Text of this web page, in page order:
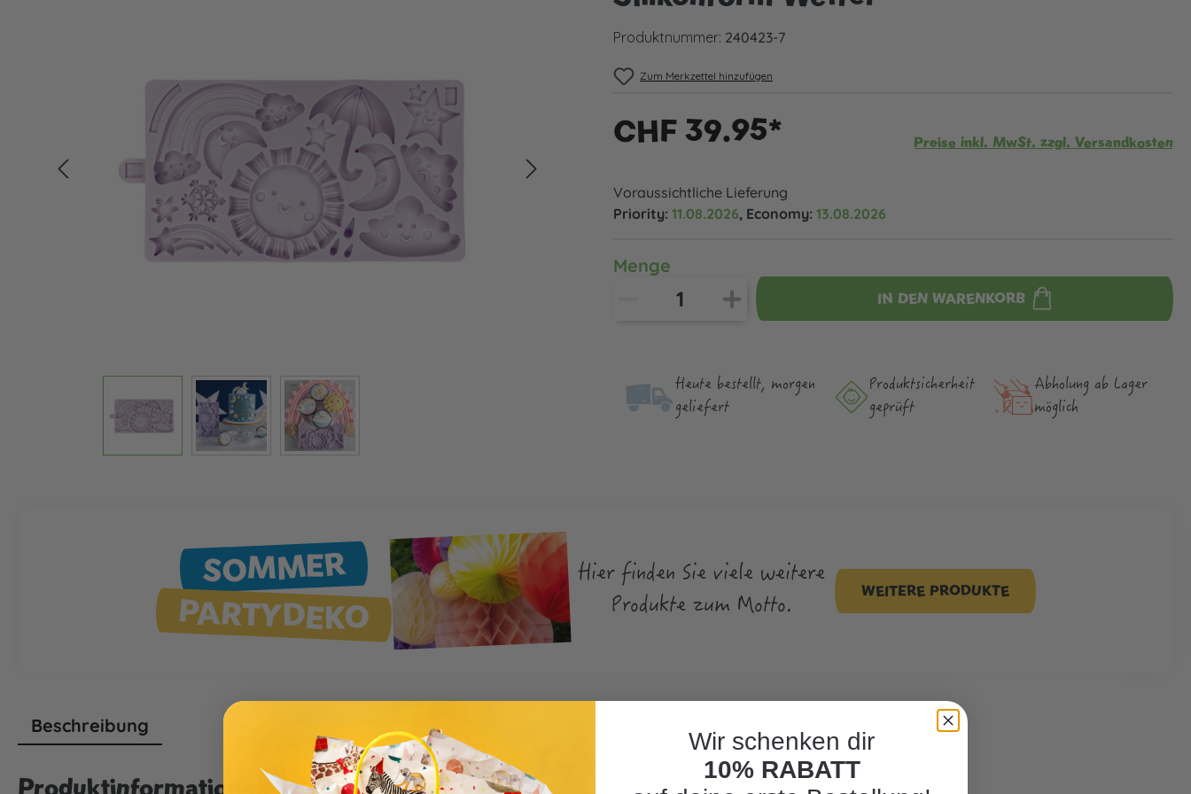
Produktnummer: 240423-7
Zum Merkzettel hinzufügen
CHF 39.95* Preise inkl. MwSt. zzgl. Versandkosten
Voraussichtliche Lieferung
Priority: 11.08.2026, Economy: 13.08.2026
Menge
IN DEN WARENKORB
Heute bestellt, morgen
geliefert
Produktsicher­heit
geprüft
Abholung ab Lager
möglich
SOMMER
PARTYDEKO
Hier finden Sie viele weitere
Produkte zum Motto.
WEITERE PRODUKTE
Beschreibung
Produktinformationen "Silikonform Wetter"
Wir schenken dir
10% RABATT